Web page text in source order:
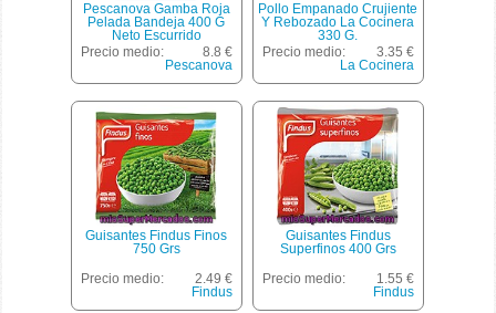
Pescanova Gamba Roja
Pelada Bandeja 400 G
Neto Escurrido
Precio medio:
8.8 €
Pescanova
Pollo Empanado Crujiente
Y Rebozado La Cocinera
330 G.
Precio medio:
3.35 €
La Cocinera
Guisantes Findus Finos
750 Grs
Precio medio:
2.49 €
Findus
Guisantes Findus
Superfinos 400 Grs
Precio medio:
1.55 €
Findus